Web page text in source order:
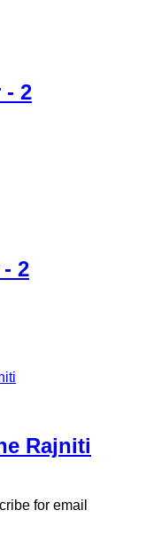
- 2
2
Rajniti
for email